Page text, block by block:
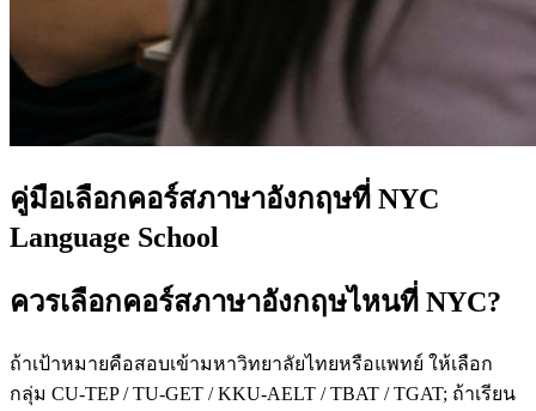
คู่มือเลือกคอร์สภาษาอังกฤษที่ NYC
Language School
ควรเลือกคอร์สภาษาอังกฤษไหนที่ NYC?
ถ้าเป้าหมายคือสอบเข้ามหาวิทยาลัยไทยหรือแพทย์ ให้เลือก
กลุ่ม CU-TEP / TU-GET / KKU-AELT / TBAT / TGAT; ถ้าเรียน